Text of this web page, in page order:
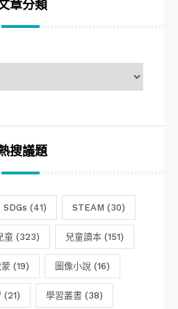
章分類
搜議題
SDGs (41) STEAM (30)
童 (323) 兒童讀本 (151)
蒙 (19) 圖像小說 (16)
(21) 學習叢書 (38)